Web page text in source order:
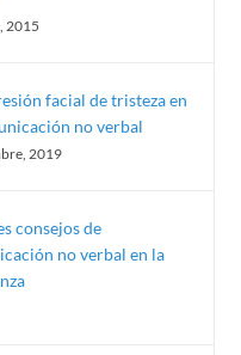
2015
facial de tristeza en
no verbal
2019
consejos de
no verbal en la